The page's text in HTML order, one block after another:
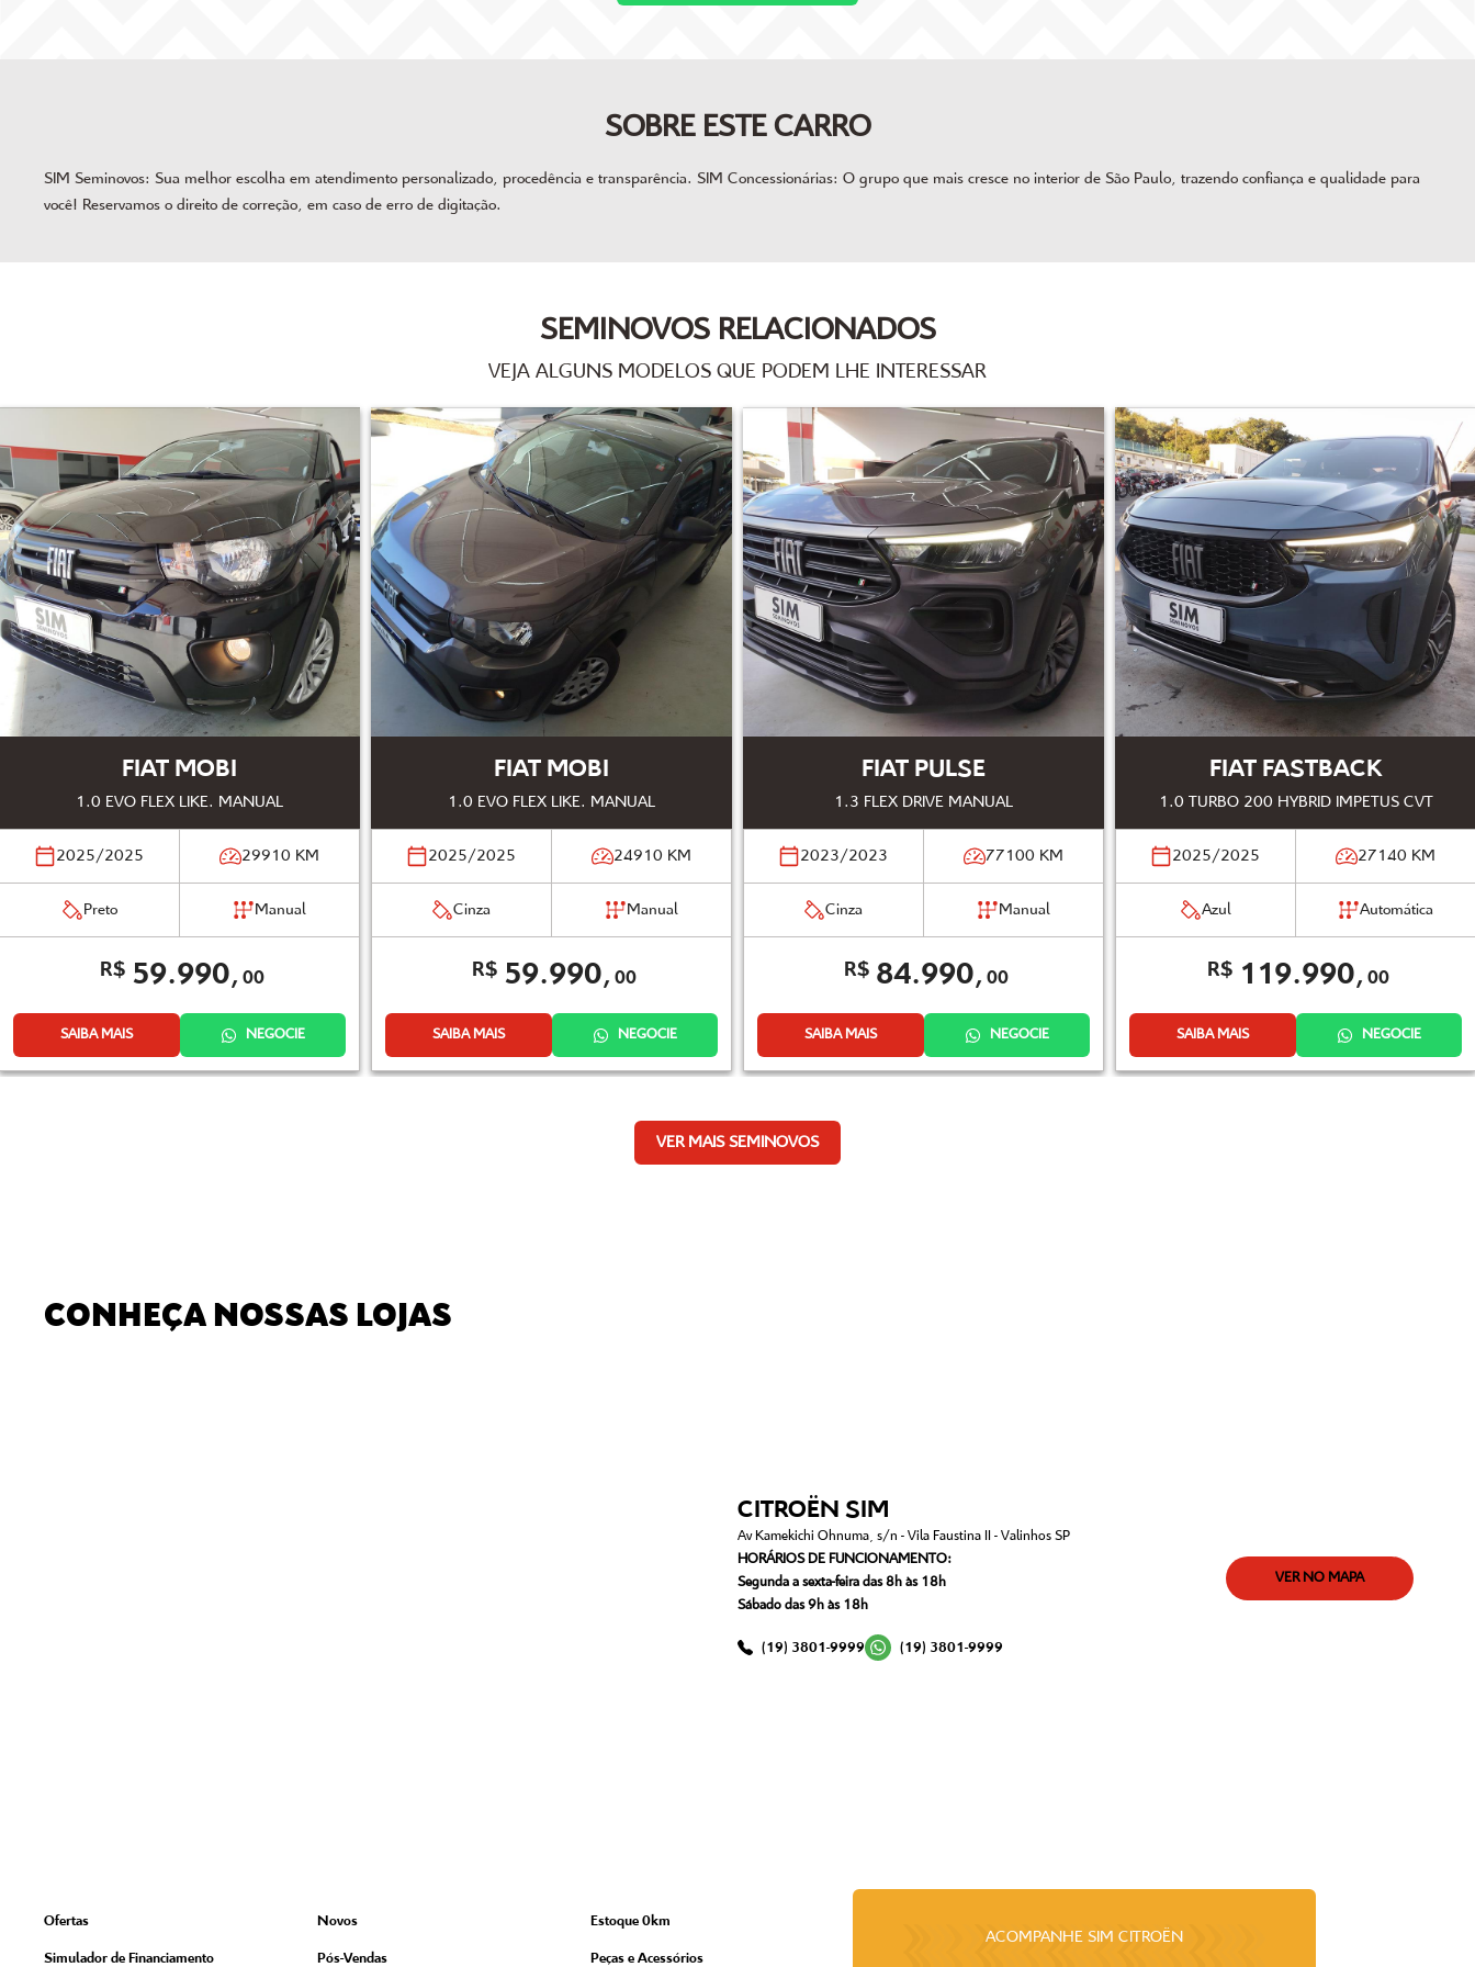
SOBRE ESTE CARRO
SIM Seminovos: Sua melhor escolha em atendimento personalizado, procedência e transparência. SIM Concessionárias: O grupo que mais cresce no interior de São Paulo, trazendo confiança e qualidade para
você! Reservamos o direito de correção, em caso de erro de digitação.
SEMINOVOS RELACIONADOS
VEJA ALGUNS MODELOS QUE PODEM LHE INTERESSAR
FIAT MOBI
1.0 EVO FLEX LIKE. MANUAL
2025/2025 29910 KM
Preto Manual
R$59.990, 00
SAIBA MAIS NEGOCIE
FIAT MOBI
1.0 EVO FLEX LIKE. MANUAL
2025/2025 24910 KM
Cinza Manual
R$59.990, 00
SAIBA MAIS NEGOCIE
FIAT PULSE
1.3 FLEX DRIVE MANUAL
2023/2023 77100 KM
Cinza Manual
R$84.990, 00
SAIBA MAIS NEGOCIE
FIAT FASTBACK
1.0 TURBO 200 HYBRID IMPETUS CVT
2025/2025 27140 KM
Azul Automática
R$119.990, 00
SAIBA MAIS NEGOCIE
VER MAIS SEMINOVOS
CONHEÇA NOSSAS LOJAS
CITROËN SIM
Av Kamekichi Ohnuma, s/n - Vila Faustina II - Valinhos SP
HORÁRIOS DE FUNCIONAMENTO:
Segunda a sexta-feira das 8h às 18h
Sábado das 9h às 18h
(19) 3801-9999 (19) 3801-9999
VER NO MAPA
Ofertas Novos Estoque 0km
Simulador de Financiamento Pós-Vendas Peças e Acessórios
ACOMPANHE SIM CITROËN